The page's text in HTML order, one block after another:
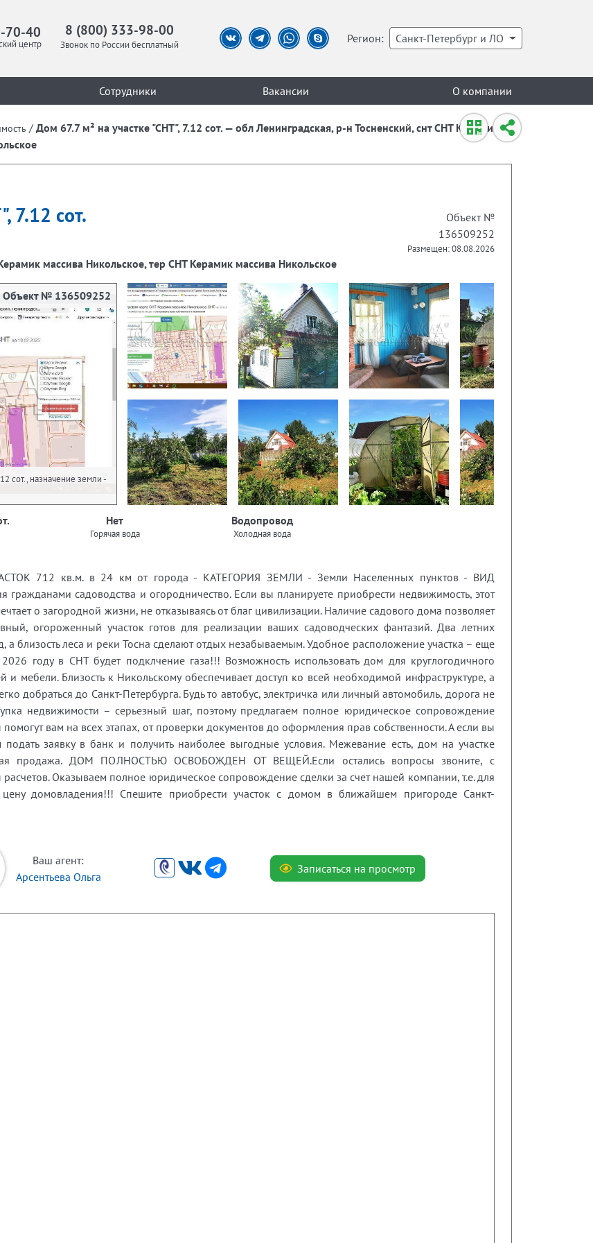
70-40
центр
8 (800) 333-98-00
Звонок по России бесплатный Регион: Санкт-Петербург и ЛО
Сотрудники Вакансии О компании
/ Дом 67.7 м² на участке "СНТ", 7.12 сот. — обл Ленинградская, р-н Тосненский, снт СНТ Керамик
7.12 сот.
Объект №
136509252
Размещен: 08.08.2026
массива Никольское, тер СНТ Керамик массива Никольское
Объект № 136509252
сот., назначение земли -
Нет
Горячая вода
Водопровод
Холодная вода
712 кв.м. в 24 км от города - КАТЕГОРИЯ ЗЕМЛИ - Земли Населенных пунктов - ВИД
садоводства и огородничество. Если вы планируете приобрести недвижимость, этот
о загородной жизни, не отказываясь от благ цивилизации. Наличие садового дома позволяет
огороженный участок готов для реализации ваших садоводческих фантазий. Два летних
а близость леса и реки Тосна сделают отдых незабываемым. Удобное расположение участка – еще
году в СНТ будет подклчение газа!!! Возможность использовать дом для круглогодичного
мебели. Близость к Никольскому обеспечивает доступ ко всей необходимой инфраструктуре, а
добраться до Санкт-Петербурга. Будь то автобус, электричка или личный автомобиль, дорога не
недвижимости – серьезный шаг, поэтому предлагаем полное юридическое сопровождение
вам на всех этапах, от проверки документов до оформления прав собственности. А если вы
заявку в банк и получить наиболее выгодные условия. Межевание есть, дом на участке
продажа. ДОМ ПОЛНОСТЬЮ ОСВОБОЖДЕН ОТ ВЕЩЕЙ.Если остались вопросы звоните, с
Оказываем полное юридическое сопровождение сделки за счет нашей компании, т.е. для
домовладения!!! Спешите приобрести участок с домом в ближайшем пригороде Санкт-
Ваш агент:
Арсентьева Ольга
Записаться на просмотр